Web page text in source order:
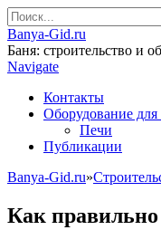
Banya-Gid.ru
Баня: строительство и
Navigate
Контакты
Оборудование для
Печи
Публикации
Banya-Gid.ru»
Как